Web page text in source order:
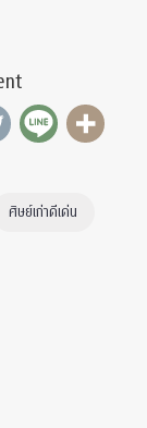
ศิษย์เก่าดีเด่น